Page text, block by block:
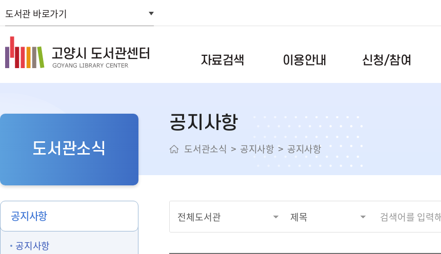
도서관 바로가기
자료검색
스마트도서관도서검색
신착자료검색
희망도서신청
이용안내
자료이용안내
스마트도서관
신청/참여
북스타트
독서동아리
메이커스페이스
대관예약
장비예약
도서관소식
공지사항
공지사항
공지사항
도서관소식 공지사항 공지사항